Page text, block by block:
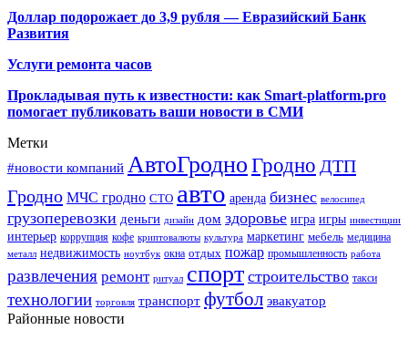
Доллар подорожает до 3,9 рубля — Евразийский Банк
Развития
Услуги ремонта часов
Прокладывая путь к известности: как Smart-platform.pro
помогает публиковать ваши новости в СМИ
Метки
#новости компаний АвтоГродноГродно ДТП
Гродно МЧС гродно СТО авто аренда бизнес велосипед
грузоперевозки деньги дизайн дом здоровье игра игры инвестиции
интерьер коррупция кофе криптовалюты культура маркетинг мебель медицина
металл недвижимость ноутбук окна отдых пожар промышленность работа
развлечения ремонт ритуал спорт строительство такси
технологии торговля транспорт футбол эвакуатор
Районные новости